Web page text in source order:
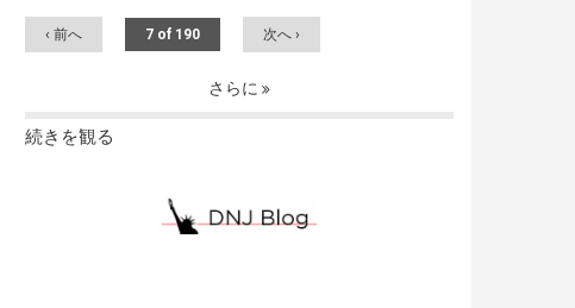
‹ 前へ 7 of 190 次へ ›
さらに
続きを観る